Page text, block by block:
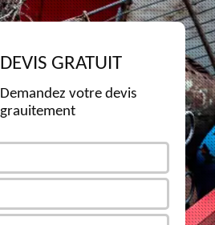
DEVIS GRATUIT
Demandez votre devis
grauitement